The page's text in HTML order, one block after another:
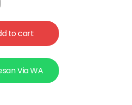
to cart
Via WA